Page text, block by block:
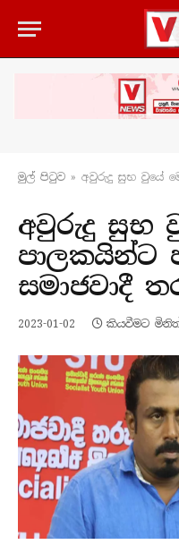
මුල් පිටු​ව » අවුරුදු සුභ වුයේ මෙරට
අවුරුදු සුභ
පාලකයින්ට
සමාජවාදී
2023-01-02 කියවීමට